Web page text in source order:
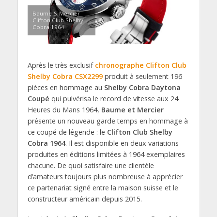
Baume & Mercier
Clifton Club Shelby
Cobra 1964
Après le très exclusif chronographe Clifton Club
Shelby Cobra CSX2299produit à seulement 196
pièces en hommage au Shelby Cobra Daytona
Coupé qui pulvérisa le record de vitesse aux 24
Heures du Mans 1964, Baume et Mercier
présente un nouveau garde temps en hommage à
ce coupé de légende : le Clifton Club Shelby
Cobra 1964. Il est disponible en deux variations
produites en éditions limitées à 1964 exemplaires
chacune. De quoi satisfaire une clientèle
d’amateurs toujours plus nombreuse à apprécier
ce partenariat signé entre la maison suisse et le
constructeur américain depuis 2015.